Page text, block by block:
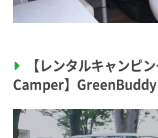
【レンタルキャンピ
Camper】GreenBuddy